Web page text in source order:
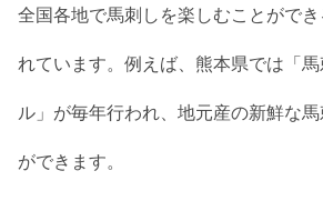
全国各地で馬刺しを楽しむことがで
れています。例えば、熊本県では「
ル」が毎年行われ、地元産の新鮮な
ができます。